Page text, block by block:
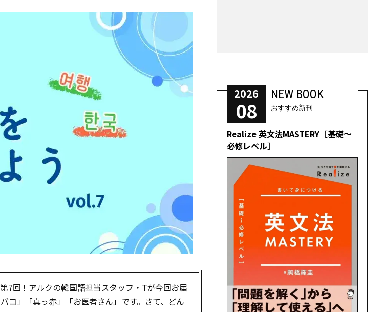
7回！アルクの韓国語担当スタッフ・Tが今回お届
コ」「真っ赤」「お医者さん」です。さて、どん
2026
08
NEW BOOK
おすすめ新刊
Realize 英文法MASTERY［基礎～
必修レベル］